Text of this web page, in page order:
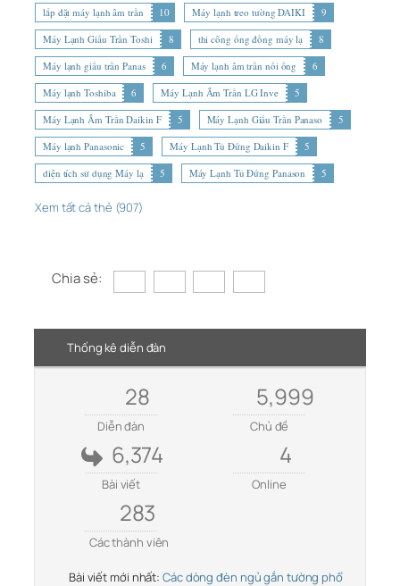
lắp đặt máy lạnh âm trần
10 Máy lạnh treo tường DAIKI
9
Máy Lạnh Giấu Trần Toshi
8 thi công ống đồng máy lạ
8
Máy lạnh giấu trần Panas
6 Máy lạnh âm trần nối ống
6
Máy lạnh Toshiba
6 Máy Lạnh Âm Trần LG Inve
5
Máy Lạnh Âm Trần Daikin F
5 Máy Lạnh Giấu Trần Panaso
5
Máy lạnh Panasonic
5 Máy Lạnh Tủ Đứng Daikin F
5
diện tích sử dụng Máy lạ
5 Máy Lạnh Tủ Đứng Panason 5
Xem tất cả thẻ (907)
Chia sẻ:
Thống kê diễn đàn
28
Diễn đàn
5,999
Chủ đề
6,374
Bài viết
4
Online
283
Các thành viên
Bài viết mới nhất: Các dòng đèn ngủ gắn tường phổ